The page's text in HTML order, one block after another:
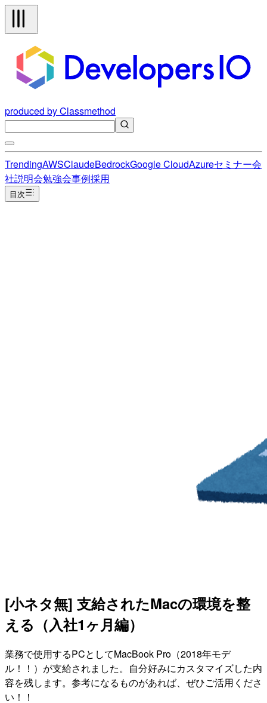
produced by Classmethod
TrendingAWSClaudeBedrockGoogle CloudAzureセミナー会
社説明会勉強会事例採用
目次
[小ネタ無] 支給されたMacの環境を整
える（入社1ヶ月編）
業務で使用するPCとしてMacBook Pro（2018年モデ
ル！！）が支給されました。自分好みにカスタマイズした内
容を残します。参考になるものがあれば、ぜひご活用くださ
い！！